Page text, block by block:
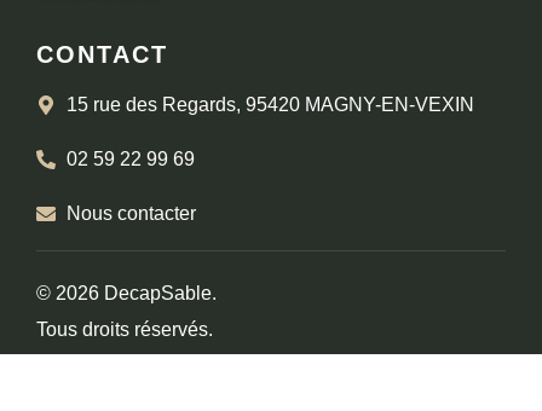
CONTACT
15 rue des Regards, 95420 MAGNY-EN-VEXIN
02 59 22 99 69
Nous contacter
© 2026 DecapSable.
Tous droits réservés.